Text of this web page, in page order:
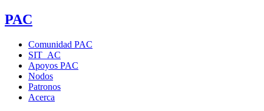
PAC
Comunidad PAC
SIT_AC
Apoyos PAC
Nodos
Patronos
Acerca